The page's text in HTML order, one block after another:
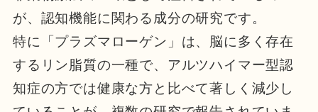
が、認知機能に関わる成分の研究です。
特に「プラズマローゲン」は、脳に多く存在
するリン脂質の一種で、アルツハイマー型認
知症の方では健康な方と比べて著しく減少し